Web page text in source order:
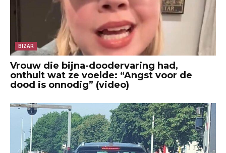
BIZAR
Vrouw die bijna-doodervaring had,
onthult wat ze voelde: “Angst voor de
dood is onnodig” (video)